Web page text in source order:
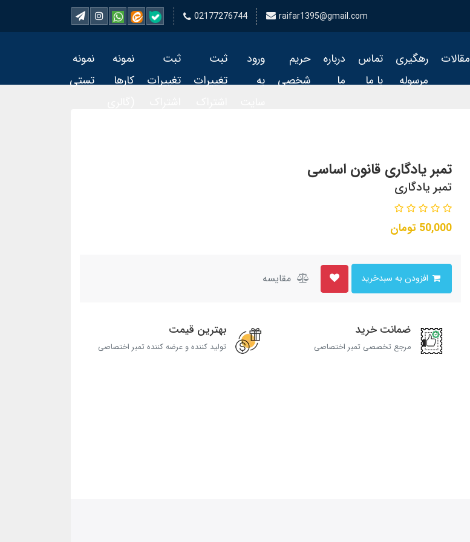
02177276744 raifar1395@gmail.com
مقالات
رهگیری
مرسوله
تماس
با ما
درباره
ما
حریم
شخصی
ورود
به
ثبت
تغییرات
ثبت
تغییرات
نمونه
کارها
نمونه
تستی
تمبر یادگاری قانون اساسی
تمبر یادگاری
50,000 تومان
مقایسه
ضمانت خرید
مرجع تخصصی تمبر اختصاصی
بهترین قیمت
تولید کننده و عرضه کننده تمبر اختصاصی